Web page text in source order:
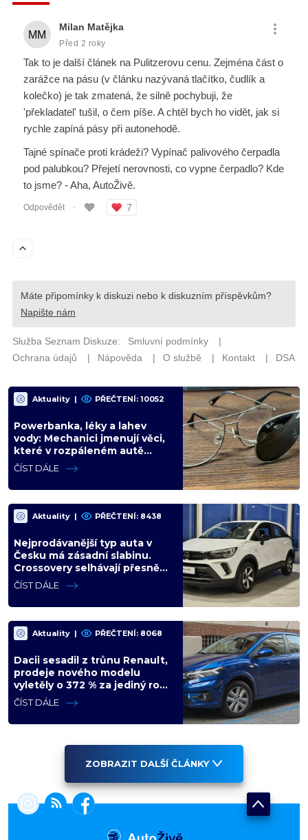
Aktuality | PŘEČTENÍ: 10052
Powerbanka, léky a lahev
vody: Mechanici jmenují věci,
které v rozpáleném autě
nemají co dělat. Hrozí i požár
ČÍST DÁLE
Aktuality | PŘEČTENÍ: 8438
Nejprodávanější typ auta v
Česku má zásadní slabinu.
Crossovery selhávají přesně
tam, kde mají být nejsilnější
ČÍST DÁLE
Aktuality | PŘEČTENÍ: 8068
Dacii sesadil z trůnu Renault,
prodeje nového modelu
vyletěly o 372 % za jediný rok.
Češi ale jedou svojí pohádku
ČÍST DÁLE
ZOBRAZIT DALŠÍ ČLÁNKY